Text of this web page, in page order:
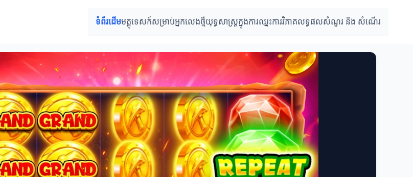
ទំព័រដើមមគ្គុទេសក៍សម្រាប់អ្នកលេងថ្មីយុទ្ធសាស្ត្រក្នុងការឈ្នះការវិភាគលទ្ធផលសំណួរ និង សំណេីរ